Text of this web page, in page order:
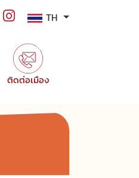
TH
ติดต่อเมือง